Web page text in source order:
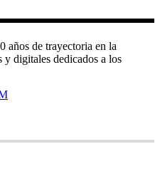
años de trayectoria en la
y digitales dedicados a los